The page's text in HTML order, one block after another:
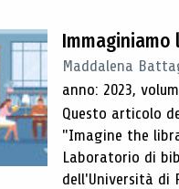
Maddalena
anno: 2023,
Questo articolo
"Imagine the
Laboratorio di
dell'Università di